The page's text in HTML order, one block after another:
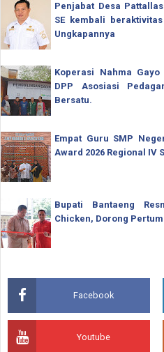
Penjabat Desa
SE kembali
Ungkapannya
Koperasi Nahma
DPP Asosiasi
Bersatu.
Empat Guru SMP
Award 2026 Regional IV
Bupati Bantaeng
Chicken, Dorong
Facebook
Youtube